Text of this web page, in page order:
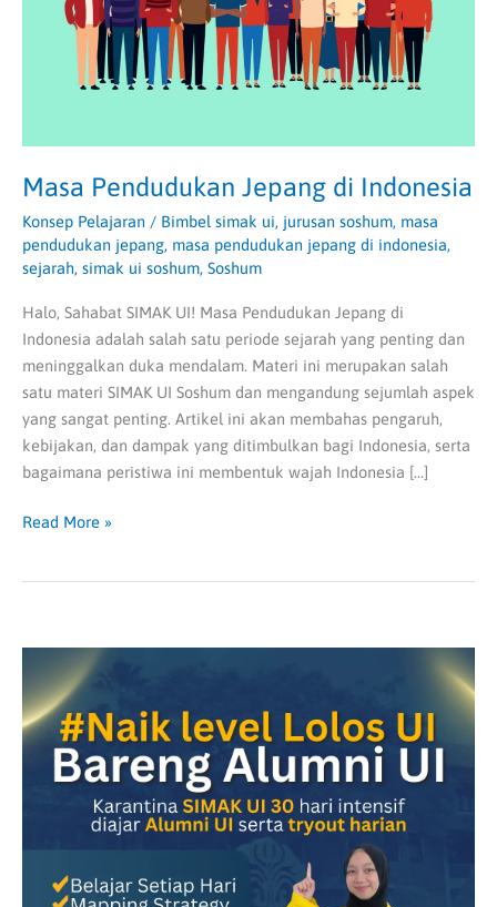
Masa Pendudukan Jepang di Indonesia
Konsep Pelajaran / Bimbel simak ui, jurusan soshum, masa
pendudukan jepang, masa pendudukan jepang di indonesia,
sejarah, simak ui soshum, Soshum
Halo, Sahabat SIMAK UI! Masa Pendudukan Jepang di
Indonesia adalah salah satu periode sejarah yang penting dan
meninggalkan duka mendalam. Materi ini merupakan salah
satu materi SIMAK UI Soshum dan mengandung sejumlah aspek
yang sangat penting. Artikel ini akan membahas pengaruh,
kebijakan, dan dampak yang ditimbulkan bagi Indonesia, serta
bagaimana peristiwa ini membentuk wajah Indonesia […]
Read More »